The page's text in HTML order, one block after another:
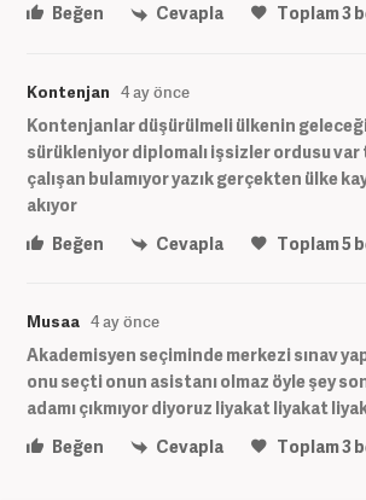
Beğen
Cevapla Toplam3
Kontenjan 4 ay önce
Kontenjanlar düşürülmeli ülkenin
sürükleniyor diplomalı işsizler ordusu
çalışan bulamıyor yazık gerçekten ülke
akıyor
Beğen
Cevapla Toplam5
Musaa 4 ay önce
Akademisyen seçiminde merkezi sınav
onu seçti onun asistanı olmaz öyle şey
adamı çıkmıyor diyoruz liyakat liyakat
Beğen
Cevapla Toplam3